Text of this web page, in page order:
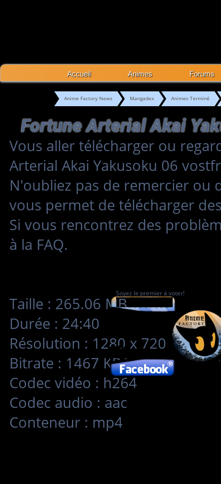
Accueil Animes Forums
Anime Factory News Mangadex Animes Terminé
Vous aller télécharger ou
Arterial Akai Yakusoku 06
N'oubliez pas de remercier ou
vous permet de télécharger
Si vous rencontrez des
à la FAQ.
Taille : 265.06 MB
Durée : 24:40
Résolution : 1280 x 720
Bitrate : 1467 KB/s
Codec vidéo : h264
Codec audio : aac
Conteneur : mp4
Soyez le premier à voter!